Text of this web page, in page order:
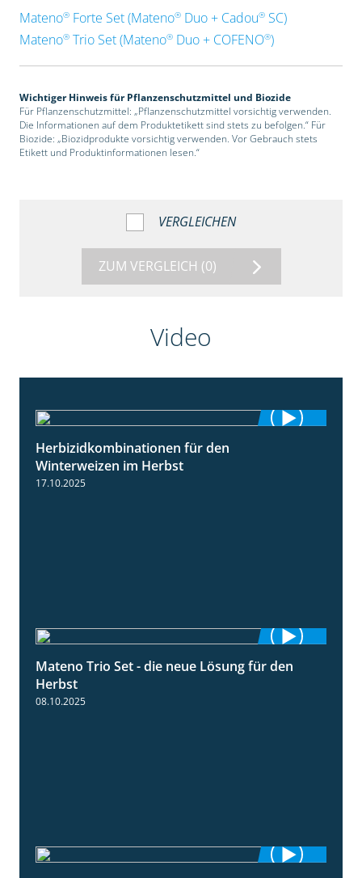
Mateno®Forte Set (Mateno®Duo + Cadou®SC)
Mateno®Trio Set (Mateno®Duo + COFENO®)
Wichtiger Hinweis für Pflanzenschutzmittel und Biozide
Für Pflanzenschutzmittel: „Pflanzenschutzmittel vorsichtig verwenden.
Die Informationen auf dem Produktetikett sind stets zu befolgen.“ Für
Biozide: „Biozidprodukte vorsichtig verwenden. Vor Gebrauch stets
Etikett und Produktinformationen lesen.“
VERGLEICHEN
ZUM VERGLEICH (0)
Video
Herbizidkombinationen für den
Winterweizen im Herbst
17.10.2025
2:22
Mateno Trio Set - die neue Lösung für den
Herbst
08.10.2025